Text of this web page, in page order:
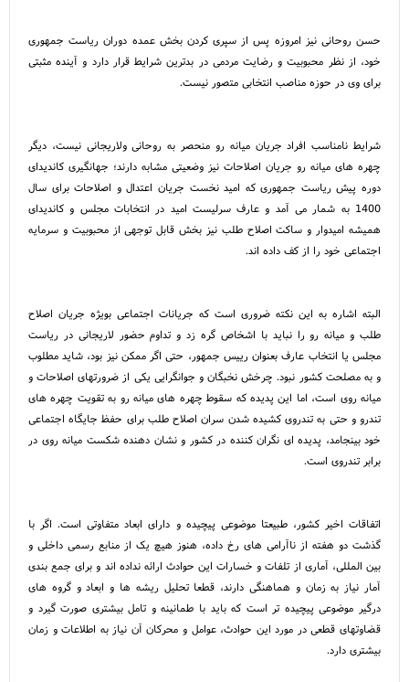
حسن روحانی نیز امروزه پس از سپری کردن بخش عمده دوران ریاست جمهوری
خود، از نظر محبوبیت و رضایت مردمی در بدترین شرایط قرار دارد و آینده مثبتی
برای وی در حوزه مناصب انتخابی متصور نیست.
شرایط نامناسب افراد جریان میانه رو منحصر به روحانی ولاریجانی نیست، دیگر
چهره های میانه رو جریان اصلاحات نیز وضعیتی مشابه دارند؛ جهانگیری کاندیدای
دوره پیش ریاست جمهوری که امید نخست جریان اعتدال و اصلاحات برای سال
1400 به شمار می آمد و عارف سرلیست امید در انتخابات مجلس و کاندیدای
همیشه امیدوار و ساکت اصلاح طلب نیز بخش قابل توجهی از محبوبیت و سرمایه
اجتماعی خود را از کف داده اند.
البته اشاره به این نکته ضروری است که جریانات اجتماعی بویژه جریان اصلاح
طلب و میانه رو را نباید با اشخاص گره زد و تداوم حضور لاریجانی در ریاست
مجلس یا انتخاب عارف بعنوان رییس جمهور، حتی اگر ممکن نیز بود، شاید مطلوب
و به مصلحت کشور نبود. چرخش نخبگان و جوانگرایی یکی از ضرورتهای اصلاحات و
میانه روی است، اما این پدیده که سقوط چهره های میانه رو به تقویت چهره های
تندرو و حتی به تندروی کشیده شدن سران اصلاح طلب برای حفظ جایگاه اجتماعی
خود بینجامد، پدیده ای نگران کننده در کشور و نشان دهنده شکست میانه روی در
برابر تندروی است.
اتفاقات اخیر کشور، طبیعتا موضوعی پیچیده و دارای ابعاد متفاوتی است. اگر با
گذشت دو هفته از ناآرامی های رخ داده، هنوز هیچ یک از منابع رسمی داخلی و
بین المللی، آماری از تلفات و خسارات این حوادث ارائه نداده اند و برای جمع بندی
آمار نیاز به زمان و هماهنگی دارند، قطعا تحلیل ریشه ها و ابعاد و گروه های
درگیر موضوعی پیچیده تر است که باید با طمانینه و تامل بیشتری صورت گیرد و
قضاوتهای قطعی در مورد این حوادث، عوامل و محرکان آن نیاز به اطلاعات و زمان
بیشتری دارد.